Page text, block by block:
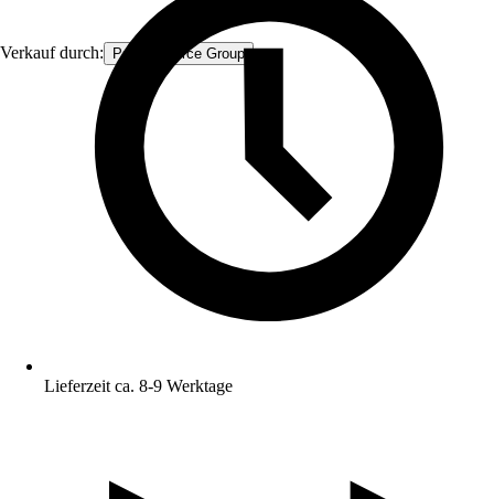
Verkauf durch: Procommerce Group
Lieferzeit ca. 8-9 Werktage